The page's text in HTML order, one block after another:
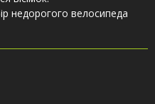
недорогого велосипеда